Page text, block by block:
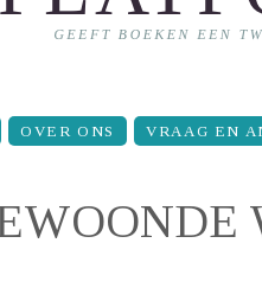
OVER ONS VRAAG EN